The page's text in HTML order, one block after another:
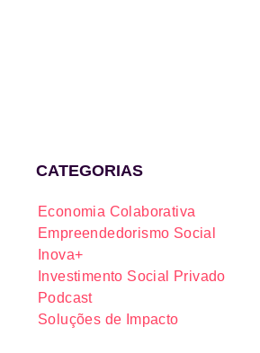
CATEGORIAS
Economia Colaborativa
Empreendedorismo Social
Inova+
Investimento Social Privado
Podcast
Soluções de Impacto